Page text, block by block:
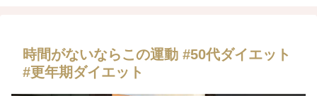
時間がないならこの運動 #50代ダイエット
#更年期ダイエット